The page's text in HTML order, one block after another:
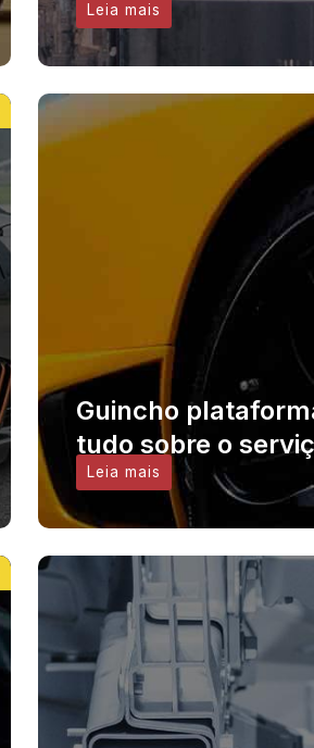
Leia mais
Guincho
tudo sobre o
Leia mais